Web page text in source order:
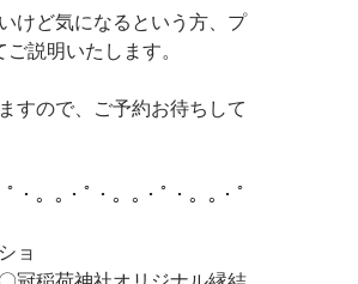
けど気になるという方、プ
説明いたします。
すので、ご予約お待ちして
・。｡・ﾟ・。｡・ﾟ・。｡・ﾟ
ョ